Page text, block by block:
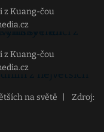
z Kuang-čou
z Kuang-čou
na světě
Zdroj: